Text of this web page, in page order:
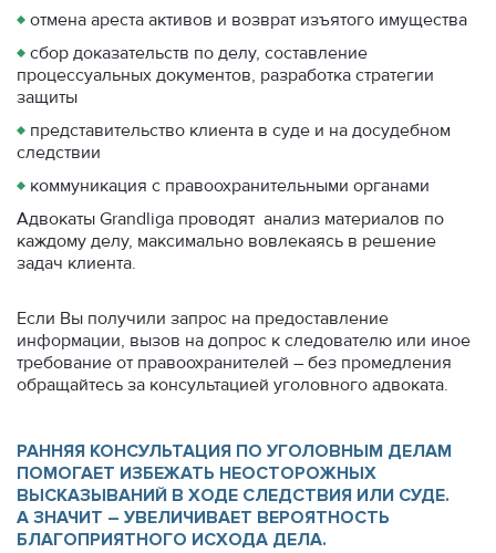
♦ отмена ареста активов и возврат изъятого имущества
♦ сбор доказательств по делу, составление
процессуальных документов, разработка стратегии
защиты
♦ представительство клиента в суде и на досудебном
следствии
♦ коммуникация с правоохранительными органами
Адвокаты Grandliga проводят анализ материалов по
каждому делу, максимально вовлекаясь в решение
задач клиента.
Если Вы получили запрос на предоставление
информации, вызов на допрос к следователю или иное
требование от правоохранителей – без промедления
обращайтесь за консультацией уголовного адвоката.
РАННЯЯ КОНСУЛЬТАЦИЯ ПО УГОЛОВНЫМ ДЕЛАМ
ПОМОГАЕТ ИЗБЕЖАТЬ НЕОСТОРОЖНЫХ
ВЫСКАЗЫВАНИЙ В ХОДЕ СЛЕДСТВИЯ ИЛИ СУДЕ.
А ЗНАЧИТ – УВЕЛИЧИВАЕТ ВЕРОЯТНОСТЬ
БЛАГОПРИЯТНОГО ИСХОДА ДЕЛА.